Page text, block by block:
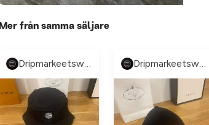
Mer från samma säljare